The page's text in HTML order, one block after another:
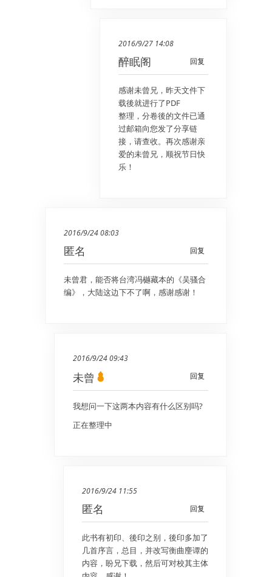
2016/9/27 14:08
回复
醉眠阁
感谢未曾兄，昨天文件下
载後就进行了PDF
整理，分卷後的文件已通
过邮箱向您发了分享链
接，请查收。再次感谢亲
爱的未曾兄，顺祝节日快
乐！
2016/9/24 08:03
回复
匿名
未曾君，能否将台湾冯樾藏本的《吴骚合
编》，大陆这边下不了啊，感谢感谢！
2016/9/24 09:43
回复
未曾
我想问一下这两本内容有什么区别吗?
正在整理中
2016/9/24 11:55
回复
匿名
此书有初印、後印之别，後印多加了
几首序言，总目，并改写衡曲麈谭的
内容，盼兄下载，然后可对校其主体